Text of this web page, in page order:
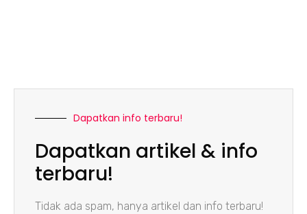
Dapatkan info terbaru!
Dapatkan artikel & info
terbaru!
Tidak ada spam, hanya artikel dan info terbaru!